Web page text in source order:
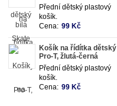
Přední dětský plastový
košík.
Cena: 99 Kč
Košík na řídítka dětský
Pro-T, žlutá-černá
Přední dětský plastový
košík.
Cena: 99 Kč